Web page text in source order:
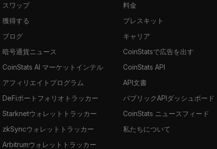
スワップ
獲得する
ブログ
暗号通貨ニュース
CoinStats AI マーケットインテル
アフィリエイトプログラム
DeFiポートフォリオトラッカー
Starknetウォレットトラッカー
zkSyncウォレットトラッカー
Arbitrumウォレットトラッカー
料金
プレスキット
キャリア
CoinStatsで広告を出す
CoinStats API
API文書
パブリックAPIダッシュボード
CoinStats ニュースフィード
私たちについて